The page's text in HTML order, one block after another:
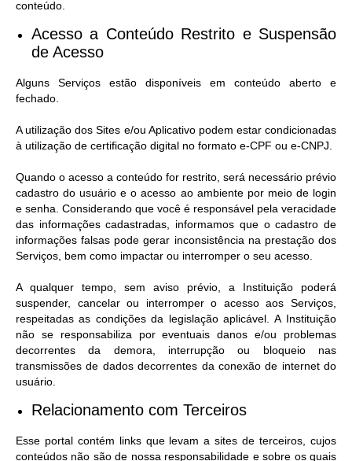
conteúdo.
Acesso a Conteúdo Restrito e Suspensão
de Acesso​
Alguns Serviços estão disponíveis em conteúdo aberto e
fechado.
A utilização dos Sites e/ou Aplicativo podem estar condicionadas
à utilização de certificação digital no formato e-CPF ou e-CNPJ.
Quando o acesso a conteúdo for restrito, será necessário prévio
cadastro do usuário e o acesso ao ambiente por meio de login
e senha. Considerando que você é responsável pela veracidade
das informações cadastradas, informamos que o cadastro de
informações falsas pode gerar inconsistência na prestação dos
Serviços, bem como impactar ou interromper o seu acesso.
A qualquer tempo, sem aviso prévio, a Instituição poderá
suspender, cancelar ou interromper o acesso aos Serviços,
respeitadas as condições da legislação aplicável. A Instituição
não se responsabiliza por eventuais danos e/ou problemas
decorrentes da demora, interrupção ou bloqueio nas
transmissões de dados decorrentes da conexão de internet do
usuário.
Relacionamento com Terceiros
Esse portal contém links que levam a sites de terceiros, cujos
conteúdos não são de nossa responsabilidade e sobre os quais